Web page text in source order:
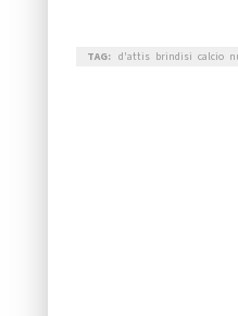
TAG: d'attis brindisi calcio